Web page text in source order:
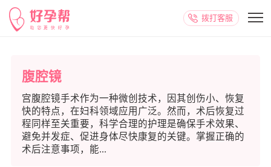
拨打客服
腹腔镜
宫腹腔镜手术作为一种微创技术，因其创伤小、恢复
快的特点，在妇科领域应用广泛。然而，术后恢复过
程同样至关重要，科学合理的护理是确保手术效果、
避免并发症、促进身体尽快康复的关键。掌握正确的
术后注意事项，能...